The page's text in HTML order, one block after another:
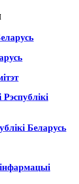
Беларусь